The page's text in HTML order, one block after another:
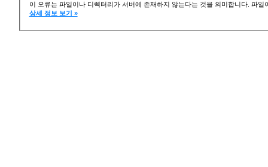
이 오류는 파일이나 디렉터리가 서버에 존재하지 않는다는 것을 의미합니다. 파
상세 정보 보기 »